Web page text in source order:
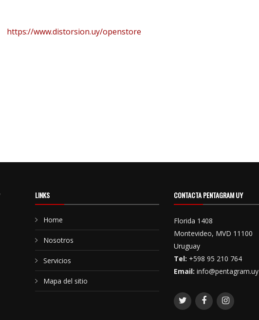
https://www.distorsion.uy/openstore
LINKS
Home
Nosotros
Servicios
Mapa del sitio
CONTACTA PENTAGRAM UY
Florida 1408
Montevideo, MVD 11100
Uruguay
Tel: +598 95 210 764
Email: info@pentagram.uy